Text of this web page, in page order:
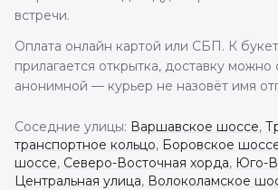
встречи.
Оплата онлайн картой или СБП. К
прилагается открытка, доставку можно
анонимной — курьер не назовёт имя
Соседние улицы: Варшавское шоссе,
транспортное кольцо, Боровское
шоссе, Северо-Восточная хорда, Юго-
Центральная улица, Волоколамское